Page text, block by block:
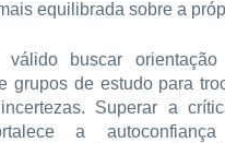
equilibrada sobre a
válido buscar
grupos de estudo para
Superar a
a